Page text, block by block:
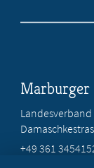
Marburger
+49 361